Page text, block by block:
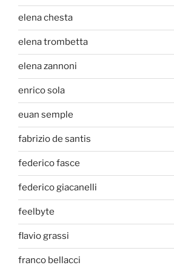
elena chesta
elena trombetta
elena zannoni
enrico sola
euan semple
fabrizio de santis
federico fasce
federico giacanelli
feelbyte
flavio grassi
franco bellacci